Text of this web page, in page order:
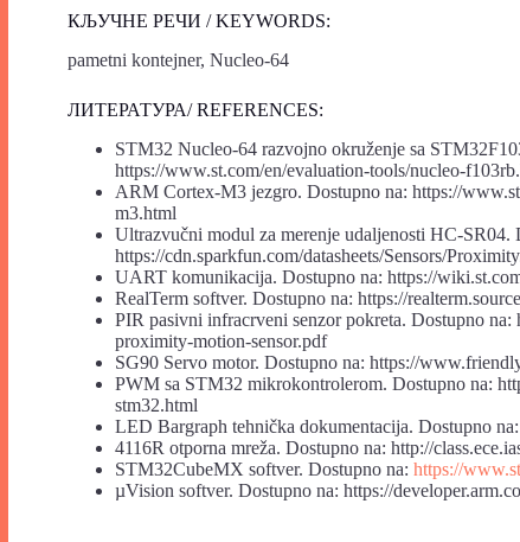
КЉУЧНЕ РЕЧИ / KEYWORDS:
pametni kontejner, Nucleo-64
ЛИТЕРАТУРА/ REFERENCES:
STM32 Nucleo-64 razvojno okruženje sa
https://www.st.com/en/evaluation-tools/nucleo-
ARM Cortex-M3 jezgro. Dostupno na: https://
m3.html
Ultrazvučni modul za merenje udaljenosti HC-SR04.
https://cdn.sparkfun.com/datasheets/Sensors/
UART komunikacija. Dostupno na: https://
RealTerm softver. Dostupno na: https://
PIR pasivni infracrveni senzor pokreta. Dostupno
proximity-motion-sensor.pdf
SG90 Servo motor. Dostupno na: https://
PWM sa STM32 mikrokontrolerom. Dostupno na:
stm32.html
LED Bargraph tehnička dokumentacija. Dostupno
4116R otporna mreža. Dostupno na: http://
STM32CubeMX softver. Dostupno na: https://
µVision softver. Dostupno na: https://